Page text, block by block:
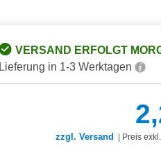
VERSAND ERFOLGT
Lieferung in 1-3 Werktagen
zzgl. Versand | Preis